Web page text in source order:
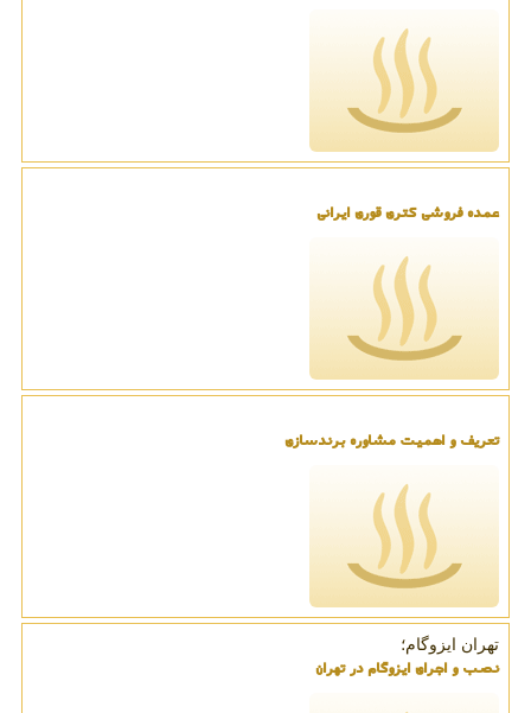
عمده فروشی کتری قوری ایرانی
تعریف و اهمیت مشاوره برندسازی
تهران ایزوگام؛
نصب و اجرای ایزوگام در تهران